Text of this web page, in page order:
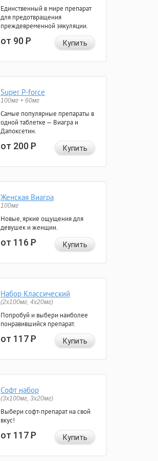
Единственный в мире препарат
для предотвращения
преждевременной эякуляции.
от 90Р Купить
Super P-force
100мг + 60мг
Самые популярные препараты в
одной таблетке — Виагра и
Дапоксетин.
от 200Р Купить
Женская Виагра
100мг
Новые, яркие ощущения для
девушек и женщин.
от 116Р Купить
Набор Классический
(2x100мг, 4x20мг)
Попробуй и выбери наиболее
понравившийся препарат.
от 117Р Купить
Софт набор
(3x100мг, 3x20мг)
Выбери софт-препарат на свой
вкус!
от 117Р Купить